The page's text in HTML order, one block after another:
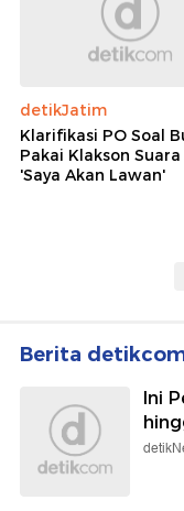
detikJatim
Klarifikasi PO Soal
Pakai Klakson
'Saya Akan Lawan'
Berita
Ini